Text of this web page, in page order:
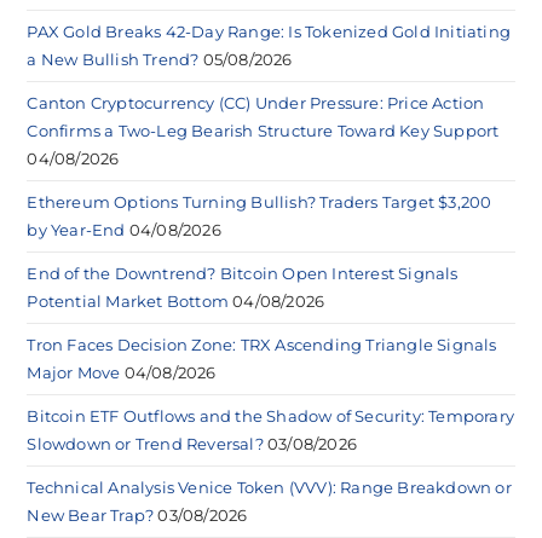
PAX Gold Breaks 42-Day Range: Is Tokenized Gold Initiating
a New Bullish Trend? 05/08/2026
Canton Cryptocurrency (CC) Under Pressure: Price Action
Confirms a Two-Leg Bearish Structure Toward Key Support
04/08/2026
Ethereum Options Turning Bullish? Traders Target $3,200
by Year-End 04/08/2026
End of the Downtrend? Bitcoin Open Interest Signals
Potential Market Bottom 04/08/2026
Tron Faces Decision Zone: TRX Ascending Triangle Signals
Major Move 04/08/2026
Bitcoin ETF Outflows and the Shadow of Security: Temporary
Slowdown or Trend Reversal? 03/08/2026
Technical Analysis Venice Token (VVV): Range Breakdown or
New Bear Trap? 03/08/2026